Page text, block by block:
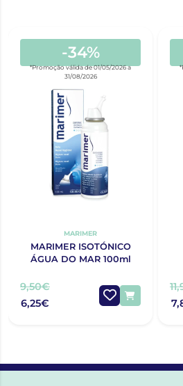
-34%
*Promoção válida de 01/05/2026 a
31/08/2026
MARIMER
MARIMER ISOTÓNICO
ÁGUA DO MAR 100ml
9,50€
6,25€